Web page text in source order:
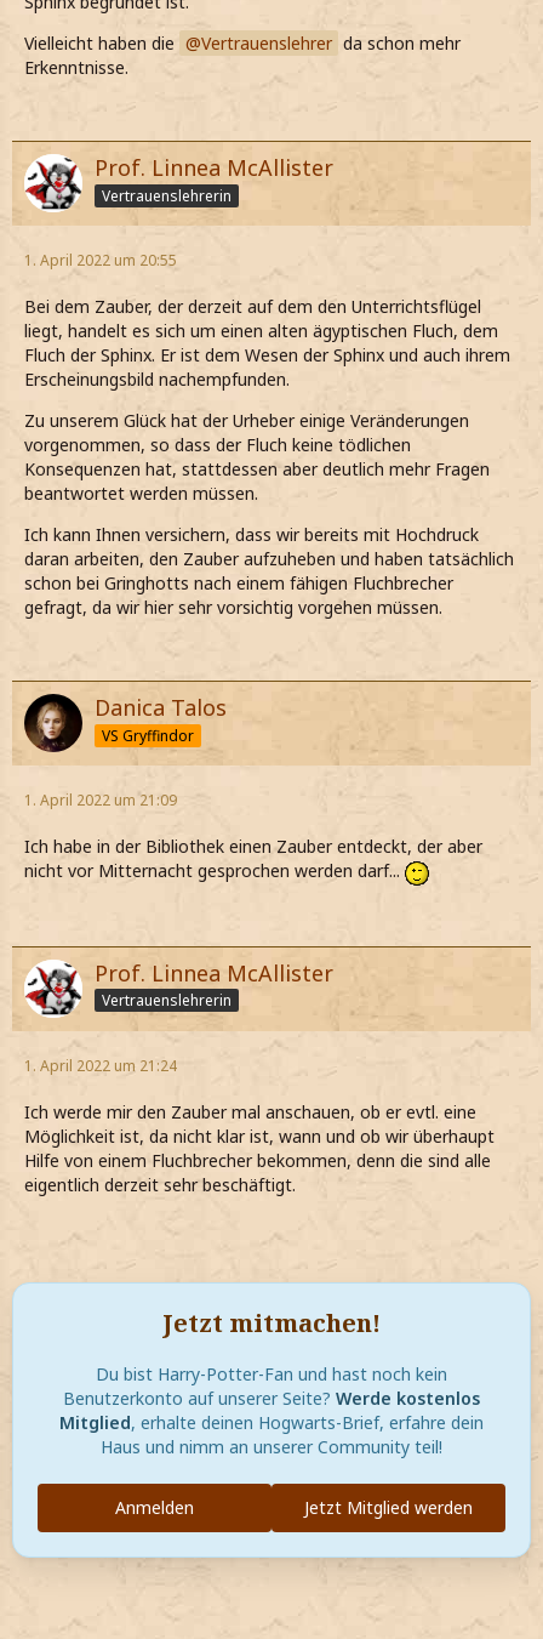
Vielleicht haben die
Vertrauenslehrer da schon mehr
Erkenntnisse.
Prof. Linnea McAllister
Vertrauenslehrerin
1. April 2022 um 20:55
Bei dem Zauber, der derzeit auf dem den Unterrichtsflügel
liegt, handelt es sich um einen alten ägyptischen Fluch, dem
Fluch der Sphinx. Er ist dem Wesen der Sphinx und auch ihrem
Erscheinungsbild nachempfunden.
Zu unserem Glück hat der Urheber einige Veränderungen
vorgenommen, so dass der Fluch keine tödlichen
Konsequenzen hat, stattdessen aber deutlich mehr Fragen
beantwortet werden müssen.
Ich kann Ihnen versichern, dass wir bereits mit Hochdruck
daran arbeiten, den Zauber aufzuheben und haben tatsächlich
schon bei Gringhotts nach einem fähigen Fluchbrecher
gefragt, da wir hier sehr vorsichtig vorgehen müssen.
Danica Talos
VS Gryffindor
1. April 2022 um 21:09
Ich habe in der Bibliothek einen Zauber entdeckt, der aber
nicht vor Mitternacht gesprochen werden darf...
Prof. Linnea McAllister
Vertrauenslehrerin
1. April 2022 um 21:24
Ich werde mir den Zauber mal anschauen, ob er evtl. eine
Möglichkeit ist, da nicht klar ist, wann und ob wir überhaupt
Hilfe von einem Fluchbrecher bekommen, denn die sind alle
eigentlich derzeit sehr beschäftigt.
Jetzt mitmachen!
Du bist Harry-Potter-Fan und hast noch kein
Benutzerkonto auf unserer Seite? Werde kostenlos
Mitglied, erhalte deinen Hogwarts-Brief, erfahre dein
Haus und nimm an unserer Community teil!
Jetzt Mitglied werden
Anmelden